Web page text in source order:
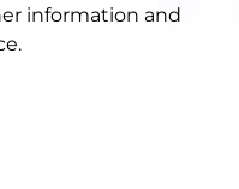
information and